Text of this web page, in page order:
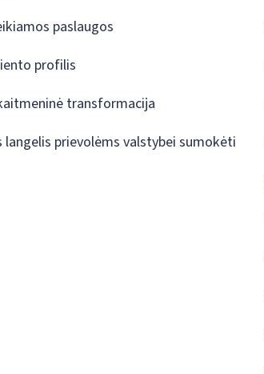
paslaugos
profilis
transformacija
langelis prievolėms valstybei sumokėti